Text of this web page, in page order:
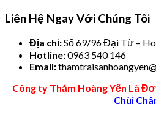
Liên Hệ Ngay Với Chúng Tôi
Địa chỉ:Số 69/96 Đại Từ –
Hotline:0963 540 146
Email:
Công ty Thảm Hoàng Yến Là
Chùi